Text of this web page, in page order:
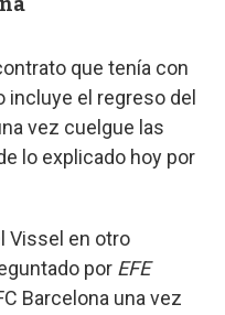
que tenía con
incluye el regreso del
vez cuelgue las
lo explicado hoy por
Vissel en otro
por EFE
Barcelona una vez